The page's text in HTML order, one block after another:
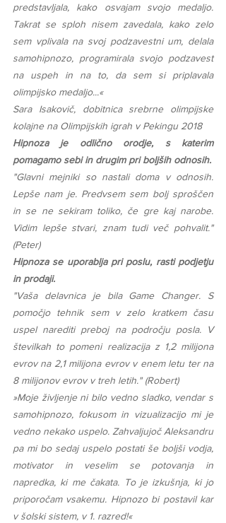
predstavljala, kako osvajam svojo medaljo.
Takrat se sploh nisem zavedala, kako zelo
sem vplivala na svoj podzavestni um, delala
samohipnozo, programirala svojo podzavest
na uspeh in na to, da sem si priplavala
olimpijsko medaljo...«
Sara Isakovič, dobitnica srebrne olimpijske
kolajne na Olimpijskih igrah v Pekingu 2018
Hipnoza je odlično orodje, s katerim
pomagamo sebi in drugim pri boljših odnosih.
"Glavni mejniki so nastali doma v odnosih.
Lepše nam je. Predvsem sem bolj sproščen
in se ne sekiram toliko, če gre kaj narobe.
Vidim lepše stvari, znam tudi več pohvalit."
(Peter)
Hipnoza se uporablja pri poslu, rasti podjetju
in prodaji.
"Vaša delavnica je bila Game Changer. S
pomočjo tehnik sem v zelo kratkem času
uspel narediti preboj na področju posla. V
številkah to pomeni realizacija z 1,2 milijona
evrov na 2,1 milijona evrov v enem letu ter na
8 milijonov evrov v treh letih." (Robert)
»Moje življenje ni bilo vedno sladko, vendar s
samohipnozo, fokusom in vizualizacijo mi je
vedno nekako uspelo. Zahvaljujoč Aleksandru
pa mi bo sedaj uspelo postati še boljši vodja,
motivator in veselim se potovanja in
napredka, ki me čakata. To je izkušnja, ki jo
priporočam vsakemu. Hipnozo bi postavil kar
v šolski sistem, v 1. razred!«